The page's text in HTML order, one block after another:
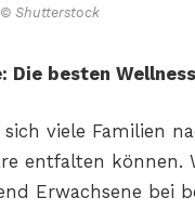
© Shutterstock
besten
viele Familien
entfalten können.
Erwachsene bei